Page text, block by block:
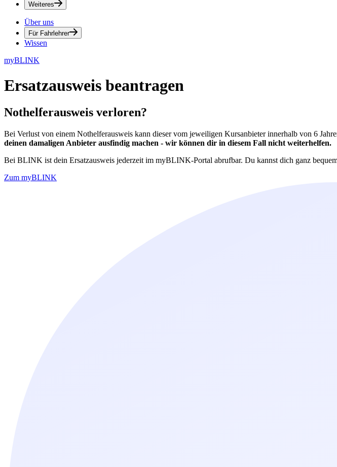
Weiteres
Über uns
Für Fahrlehrer
Wissen
myBLINK
Ersatzausweis beantragen
Nothelferausweis verloren?
Bei Verlust von einem Nothelferausweis kann dieser vom jeweiligen Kursanbieter innerhalb von 6
deinen damaligen Anbieter ausfindig machen - wir können dir in diesem Fall nicht weiterhelfen.
Bei BLINK ist dein Ersatzausweis jederzeit im myBLINK-Portal abrufbar. Du kannst dich ganz
Zum myBLINK